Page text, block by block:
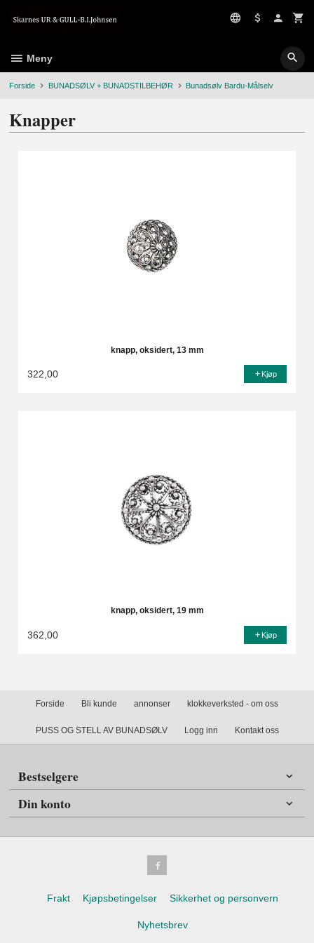
Meny
Forside BUNADSØLV + BUNADSTILBEHØR Bunadsølv Bardu-Målselv
Knapper
knapp, oksidert, 13 mm
322,00 Kjøp
knapp, oksidert, 19 mm
362,00 Kjøp
Forside Bli kunde annonser klokkeverksted - om oss
PUSS OG STELL AV BUNADSØLV Logg inn Kontakt oss
Bestselgere
Din konto
Frakt Kjøpsbetingelser Sikkerhet og personvern
Nyhetsbrev